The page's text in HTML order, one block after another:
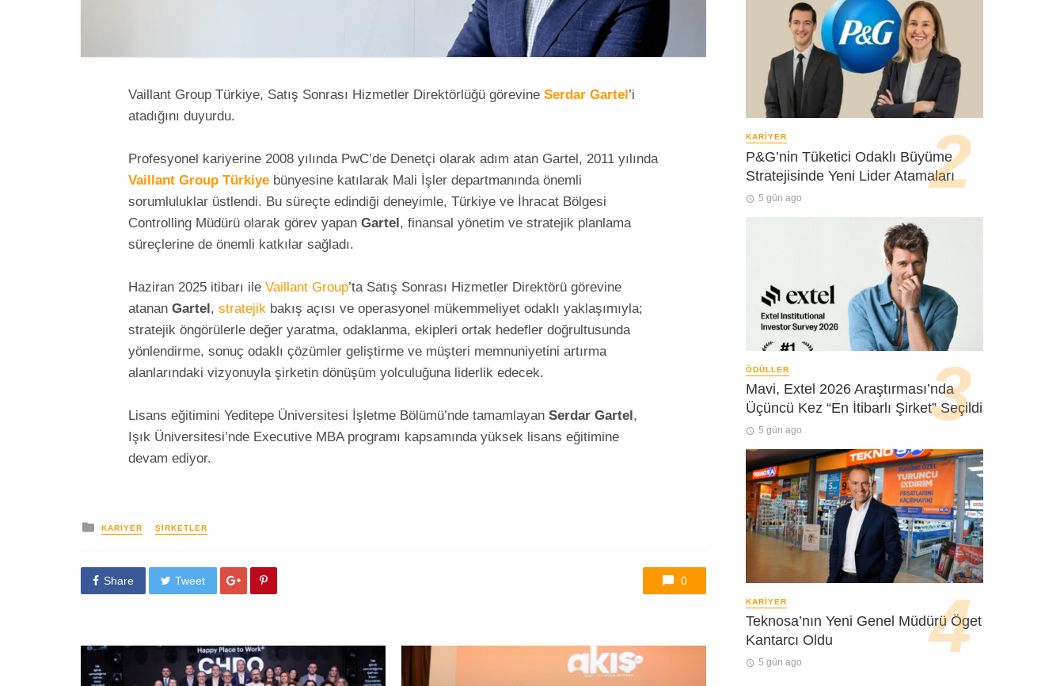
Vaillant Group Türkiye, Satış Sonrası Hizmetler Direktörlüğü görevine Serdar Gartel’i
atadığını duyurdu.
Profesyonel kariyerine 2008 yılında PwC’de Denetçi olarak adım atan Gartel, 2011 yılında
Vaillant Group Türkiye bünyesine katılarak Mali İşler departmanında önemli
sorumluluklar üstlendi. Bu süreçte edindiği deneyimle, Türkiye ve İhracat Bölgesi
Controlling Müdürü olarak görev yapan Gartel, finansal yönetim ve stratejik planlama
süreçlerine de önemli katkılar sağladı.
Haziran 2025 itibarı ile Vaillant Group’ta Satış Sonrası Hizmetler Direktörü görevine
atanan Gartel, stratejik bakış açısı ve operasyonel mükemmeliyet odaklı yaklaşımıyla;
stratejik öngörülerle değer yaratma, odaklanma, ekipleri ortak hedefler doğrultusunda
yönlendirme, sonuç odaklı çözümler geliştirme ve müşteri memnuniyetini artırma
alanlarındaki vizyonuyla şirketin dönüşüm yolculuğuna liderlik edecek.
Lisans eğitimini Yeditepe Üniversitesi İşletme Bölümü’nde tamamlayan Serdar Gartel ,
Işık Üniversitesi’nde Executive MBA programı kapsamında yüksek lisans eğitimine
devam ediyor.
yayınlanan
KARIYER ŞIRKETLER
Share Tweet 0
KARIYER
P&G’nin Tüketici Odaklı Büyüme
Stratejisinde Yeni Lider Atamaları
5 gün ago
ÖDÜLLER
Mavi, Extel 2026 Araştırması’nda
Üçüncü Kez “En İtibarlı Şirket” Seçildi
5 gün ago
KARIYER
Teknosa’nın Yeni Genel Müdürü Öget
Kantarcı Oldu
5 gün ago